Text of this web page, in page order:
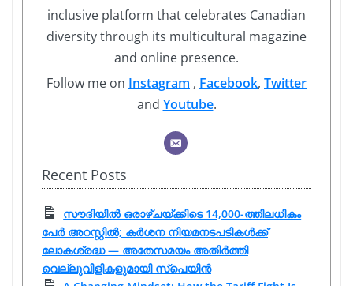
inclusive platform that celebrates Canadian
diversity through its multicultural magazine
and online presence.
Follow me on Instagram , Facebook, Twitter
and Youtube.
Recent Posts
സൗദിയിൽ ഒരാഴ്ചയ്ക്കിടെ 14,000-ത്തിലധികം
പേർ അറസ്റ്റിൽ; കർശന നിയമനടപടികൾക്ക്
ലോകശ്രദ്ധ — അതേസമയം അതിർത്തി
വെല്ലുവിളികളുമായി സ്പെയിൻ